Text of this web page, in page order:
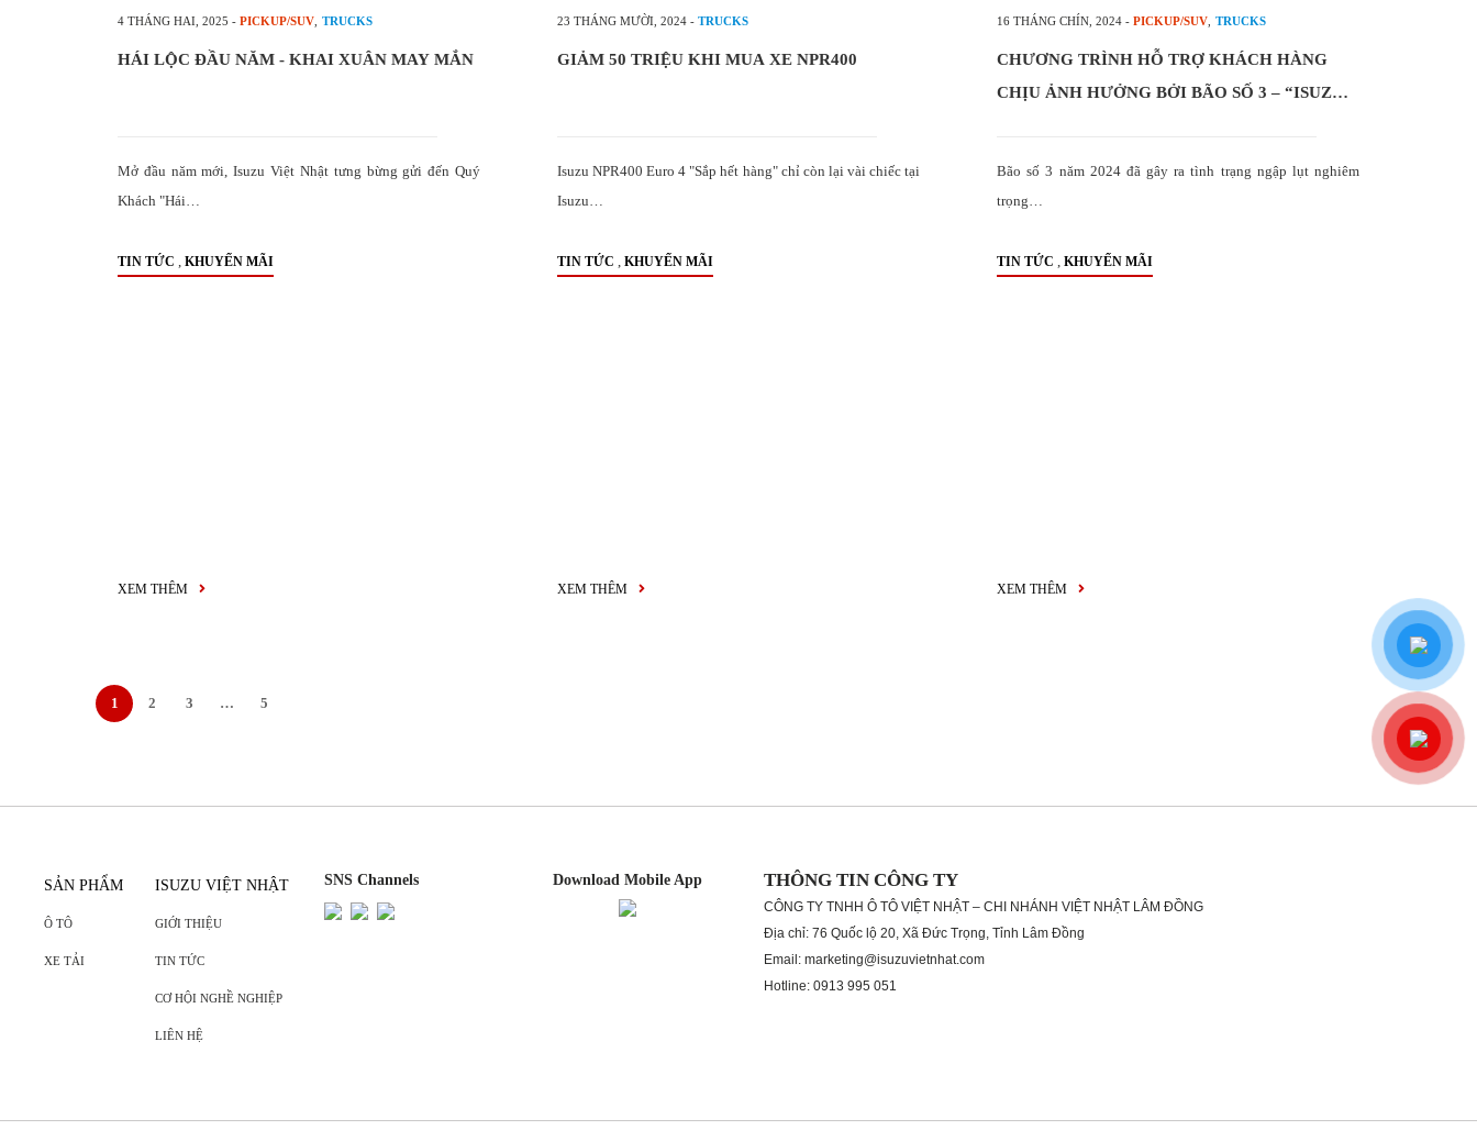
4 THÁNG HAI, 2025 - PICKUP/SUV TRUCKS
HÁI LỘC ĐẦU NĂM - KHAI XUÂN MAY MẮN
Mở đầu năm mới, Isuzu Việt Nhật tưng bừng gửi đến Quý
Khách "Hái…
TIN TỨC , KHUYẾN MÃI
XEM THÊM
23 THÁNG MƯỜI, 2024 - TRUCKS
GIẢM 50 TRIỆU KHI MUA XE NPR400
Isuzu NPR400 Euro 4 "Sắp hết hàng" chỉ còn lại vài chiếc tại
Isuzu…
TIN TỨC , KHUYẾN MÃI
XEM THÊM
16 THÁNG CHÍN, 2024 - PICKUP/SUV TRUCKS
CHƯƠNG TRÌNH HỖ TRỢ KHÁCH HÀNG
CHỊU ẢNH HƯỞNG BỞI BÃO SỐ 3 – “ISUZU
Bão số 3 năm 2024 đã gây ra tình trạng ngập lụt nghiêm
trọng…
TIN TỨC , KHUYẾN MÃI
XEM THÊM
1 2 3 … 5
SẢN PHẨM
Ô TÔ
XE TẢI
ISUZU VIỆT NHẬT
GIỚI THIỆU
TIN TỨC
CƠ HỘI NGHỀ NGHIỆP
LIÊN HỆ
SNS Channels Download Mobile App THÔNG TIN CÔNG TY
CÔNG TY TNHH Ô TÔ VIỆT NHẬT – CHI NHÁNH VIỆT NHẬT LÂM ĐỒNG
Địa chỉ: 76 Quốc lộ 20, Xã Đức Trọng, Tỉnh Lâm Đồng
Email: marketing@isuzuvietnhat.com
Hotline: 0913 995 051